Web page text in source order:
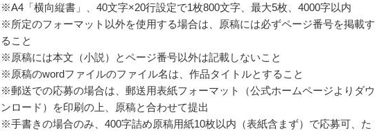
※A4「横向縦書」、40文字×20行設定で1枚800文字、最大5枚、4000字以内
※所定のフォーマット以外を使用する場合は、原稿には必ずページ番号を掲載す
ること
※原稿には本文（小説）とページ番号以外は記載しないこと
※原稿のwordファイルのファイル名は、作品タイトルとすること
※郵送での応募の場合は、郵送用表紙フォーマット（公式ホームページよりダウ
ンロード）を印刷の上、原稿と合わせて提出
※手書きの場合のみ、400字詰め原稿用紙10枚以内（表紙含まず）で応募可、た